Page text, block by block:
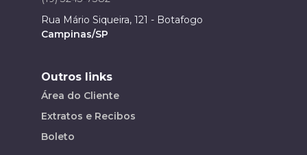
Rua Mário Siqueira, 121 - Botafogo
Campinas/SP
Outros links
Área do Cliente
Extratos e Recibos
Boleto